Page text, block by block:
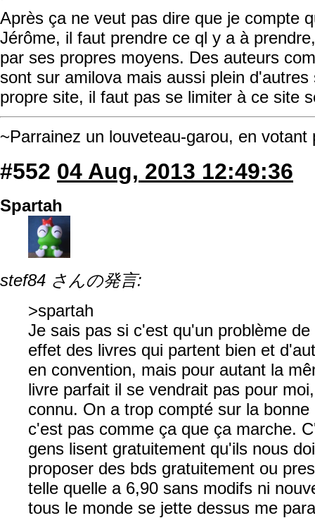
Après ça ne veut pas dire que je compte
Jérôme, il faut prendre ce ql y a à
par ses propres moyens. Des auteurs
sont sur amilova mais aussi plein
propre site, il faut pas se limiter à ce site
~Parrainez un louveteau-garou, en
#552 04 Aug, 2013 12:49:36
Spartah
stef84 さんの発言:
>spartah
Je sais pas si c'est qu'un problème
effet des livres qui partent bien et
en convention, mais pour autant la
livre parfait il se vendrait pas pour
connu. On a trop compté sur la
c'est pas comme ça que ça marche.
gens lisent gratuitement qu'ils nous
proposer des bds gratuitement ou
telle quelle a 6,90 sans modifs ni
tous le monde se jette dessus me